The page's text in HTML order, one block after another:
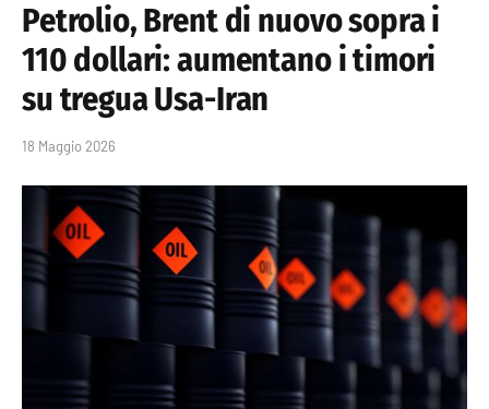
Petrolio, Brent di nuovo sopra i
110 dollari: aumentano i timori
su tregua Usa-Iran
18 Maggio 2026